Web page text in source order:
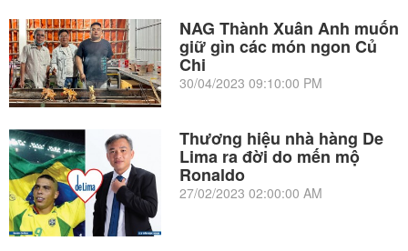
NAG Thành Xuân Anh muốn
giữ gìn các món ngon Củ
Chi
30/04/2023 09:10:00 PM
Thương hiệu nhà hàng De
Lima ra đời do mến mộ
Ronaldo
27/02/2023 02:00:00 AM